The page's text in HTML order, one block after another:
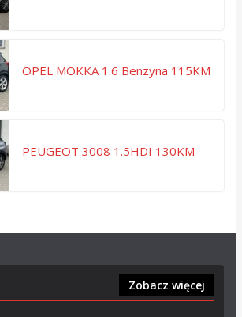
OPEL MOKKA 1.6 Benzyna 115KM
PEUGEOT 3008 1.5HDI 130KM
Zobacz więcej